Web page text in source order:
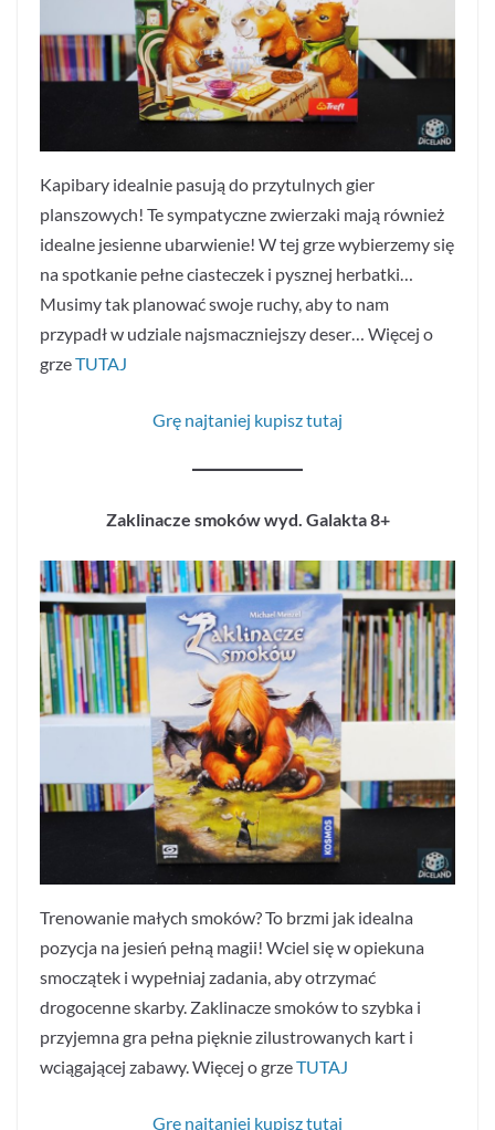
Kapibary idealnie pasują do przytulnych gier
planszowych! Te sympatyczne zwierzaki mają również
idealne jesienne ubarwienie! W tej grze wybierzemy się
na spotkanie pełne ciasteczek i pysznej herbatki…
Musimy tak planować swoje ruchy, aby to nam
przypadł w udziale najsmaczniejszy deser… Więcej o
grzeTUTAJ
Grę najtaniej kupisz tutaj
Zaklinacze smoków wyd. Galakta 8+
Trenowanie małych smoków? To brzmi jak idealna
pozycja na jesień pełną magii! Wciel się w opiekuna
smoczątek i wypełniaj zadania, aby otrzymać
drogocenne skarby. Zaklinacze smoków to szybka i
przyjemna gra pełna pięknie zilustrowanych kart i
wciągającej zabawy. Więcej o grzeTUTAJ
Grę najtaniej kupisz tutaj